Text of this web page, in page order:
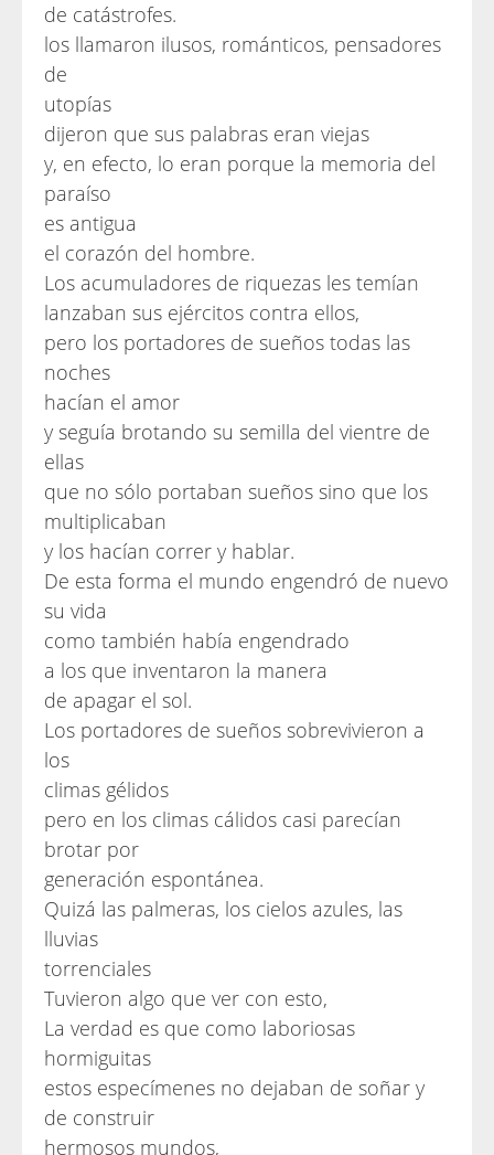
de catástrofes.
los llamaron ilusos, románticos, pensadores
de
utopías
dijeron que sus palabras eran viejas
y, en efecto, lo eran porque la memoria del
paraíso
es antigua
el corazón del hombre.
Los acumuladores de riquezas les temían
lanzaban sus ejércitos contra ellos,
pero los portadores de sueños todas las
noches
hacían el amor
y seguía brotando su semilla del vientre de
ellas
que no sólo portaban sueños sino que los
multiplicaban
y los hacían correr y hablar.
De esta forma el mundo engendró de nuevo
su vida
como también había engendrado
a los que inventaron la manera
de apagar el sol.
Los portadores de sueños sobrevivieron a
los
climas gélidos
pero en los climas cálidos casi parecían
brotar por
generación espontánea.
Quizá las palmeras, los cielos azules, las
lluvias
torrenciales
Tuvieron algo que ver con esto,
La verdad es que como laboriosas
hormiguitas
estos especímenes no dejaban de soñar y
de construir
hermosos mundos,